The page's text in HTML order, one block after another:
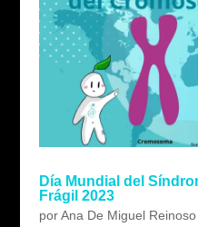
Día Mundial del
Frágil 2023
porAna De Miguel Reinoso